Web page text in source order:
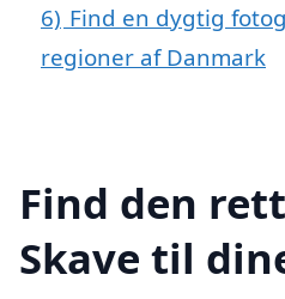
6) Find en dygtig
regioner af Danmark
Find den
Skave til